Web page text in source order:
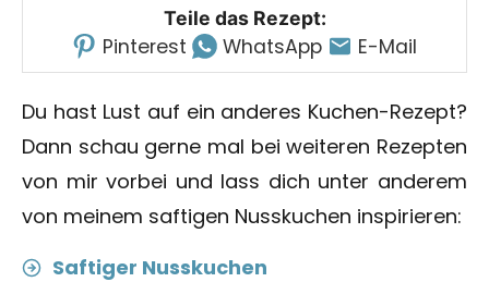
Teile das Rezept:
Pinterest WhatsApp E-Mail
Du hast Lust auf ein anderes Kuchen-Rezept?
Dann schau gerne mal bei weiteren Rezepten
von mir vorbei und lass dich unter anderem
von meinem saftigen Nusskuchen inspirieren:
Saftiger Nusskuchen